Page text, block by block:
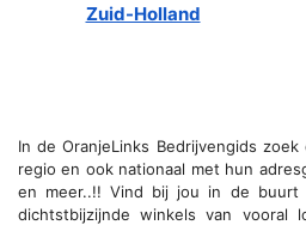
Zuid-Holland
In de OranjeLinks Bedrijvengids
regio en ook nationaal met hun
en meer..!! Vind bij jou in de buurt
dichtstbijzijnde winkels van vooral